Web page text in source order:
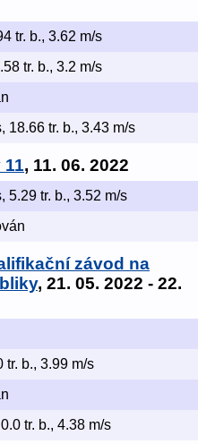
tr. b., 3.62 m/s
tr. b., 3.2 m/s
18.66 tr. b., 3.43 m/s
, 11. 06. 2022
5.29 tr. b., 3.52 m/s
závod na
, 21. 05. 2022 - 22.
tr. b., 3.99 m/s
tr. b., 4.38 m/s